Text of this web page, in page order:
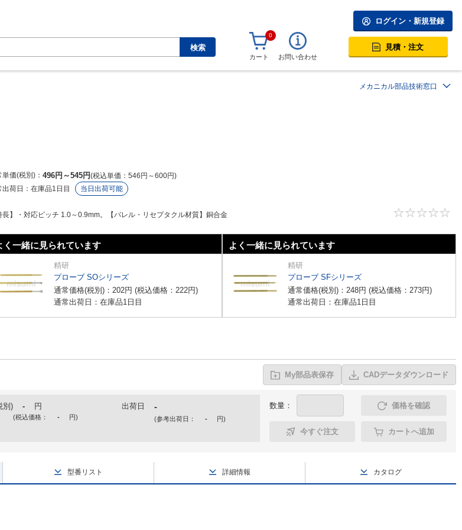
検索
ログイン・新規登録
0
カート お問い合わせ
見積・注文
メカニカル部品技術窓口
単価(税別) 496円 ～545円 税込単価 546円 ～600円
荷日： 在庫品1日目 当日出荷可能
長】・対応ピッチ 1.0～0.9mm。【バレル・リセプタクル材質】銅合金
く一緒に見られています
精研
プローブ SOシリーズ
通常価格(税別)： 202円 (税込価格： 222円)
通常出荷日：在庫品1日目
よく一緒に見られています
精研
プローブ SFシリーズ
通常価格(税別)： 248円 (税込価格： 273円)
通常出荷日：在庫品1日目
My部品表保存 CADデータダウンロード
別) - 円
(税込価格： - 円)
出荷日 -
(参考出荷日： - 円)
数量： 価格を確認
今すぐ注文 カートへ追加
型番リスト 詳細情報 カタログ